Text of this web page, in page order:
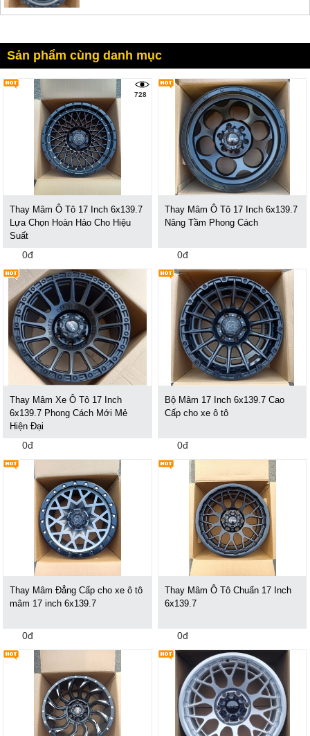
Sản phẩm cùng danh mục
728
Thay Mâm Ô Tô 17 Inch 6x139.7
Lựa Chọn Hoàn Hảo Cho Hiệu
Suất
0đ
Thay Mâm Ô Tô 17 Inch 6x139.7
Nâng Tầm Phong Cách
0đ
Thay Mâm Xe Ô Tô 17 Inch
6x139.7 Phong Cách Mới Mẻ
Hiện Đại
0đ
Bộ Mâm 17 Inch 6x139.7 Cao
Cấp cho xe ô tô
0đ
Thay Mâm Đẳng Cấp cho xe ô tô
mâm 17 inch 6x139.7
0đ
Thay Mâm Ô Tô Chuẩn 17 Inch
6x139.7
0đ